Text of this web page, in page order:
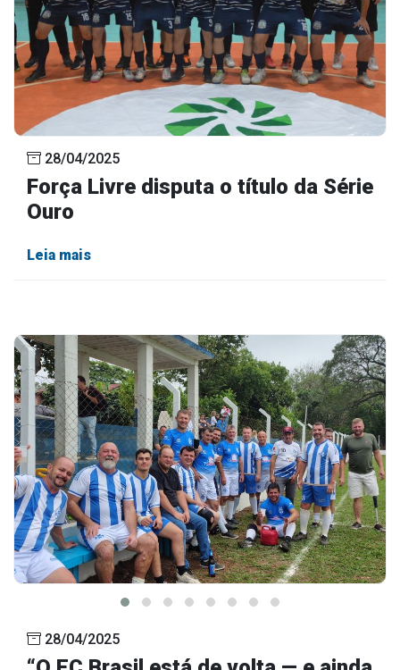
28/04/2025
Força Livre disputa o título da Série
Ouro
Leia mais
28/04/2025